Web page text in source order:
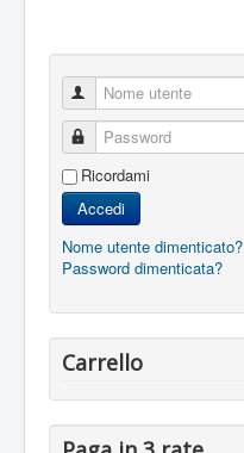
Nome utente
Password
Ricordami
Accedi
Nome utente dimenticato?
Password dimenticata?
Carrello